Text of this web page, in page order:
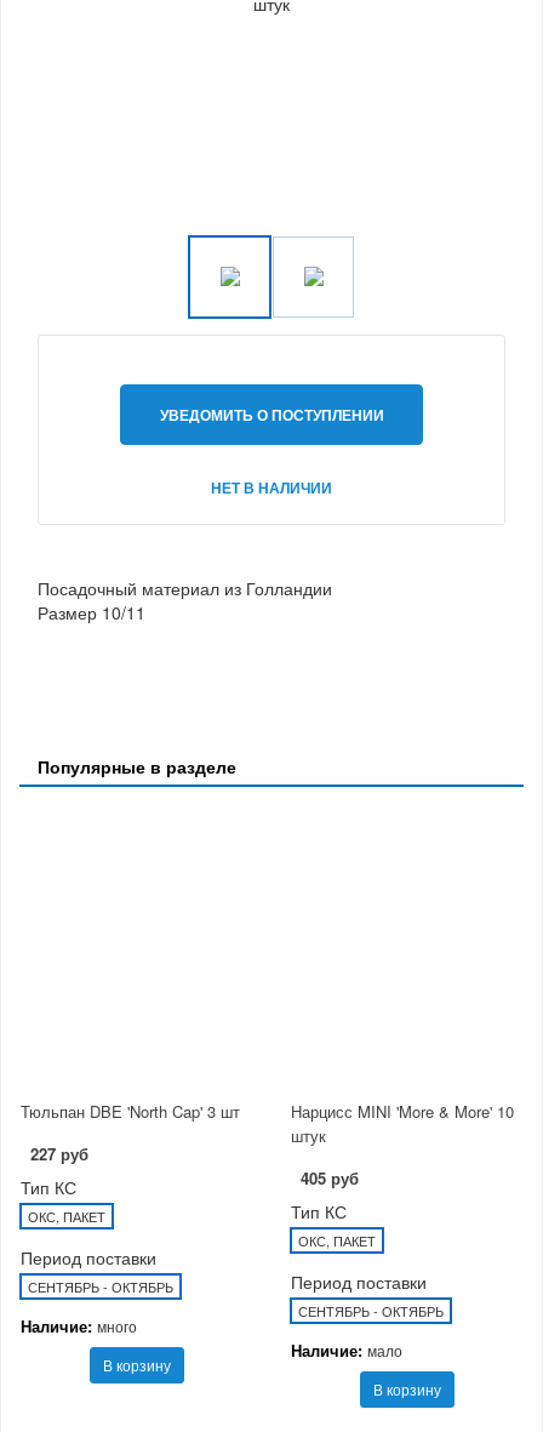
УВЕДОМИТЬ О ПОСТУПЛЕНИИ
НЕТ В НАЛИЧИИ
Посадочный материал из Голландии
Размер 10/11
Популярные в разделе
Тюльпан DBE 'North Cap' 3 шт
227 руб
Тип КС
ОКС, ПАКЕТ
Период поставки
СЕНТЯБРЬ - ОКТЯБРЬ
Наличие: много
В корзину
Нарцисс MINI 'More & More' 10
штук
405 руб
Тип КС
ОКС, ПАКЕТ
Период поставки
СЕНТЯБРЬ - ОКТЯБРЬ
Наличие: мало
В корзину